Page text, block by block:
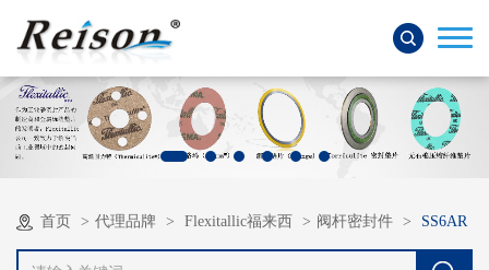
首页 代理品牌 Flexitallic福来西 阀杆密封件 SS6AR